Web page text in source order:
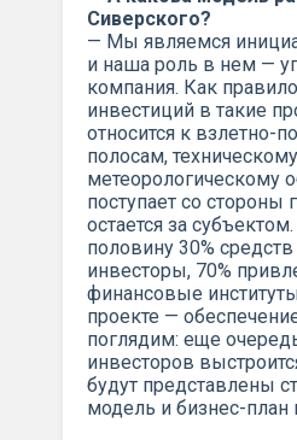
Сиверского?
— Мы являемся
и наша роль в нем —
компания. Как
инвестиций в такие
относится к взлетно-
полосам,
метеорологическому
поступает со стороны
остается за
половину 30%
инвесторы, 70%
финансовые
проекте —
поглядим: еще
инвесторов
будут представлены
модель и бизнес-план